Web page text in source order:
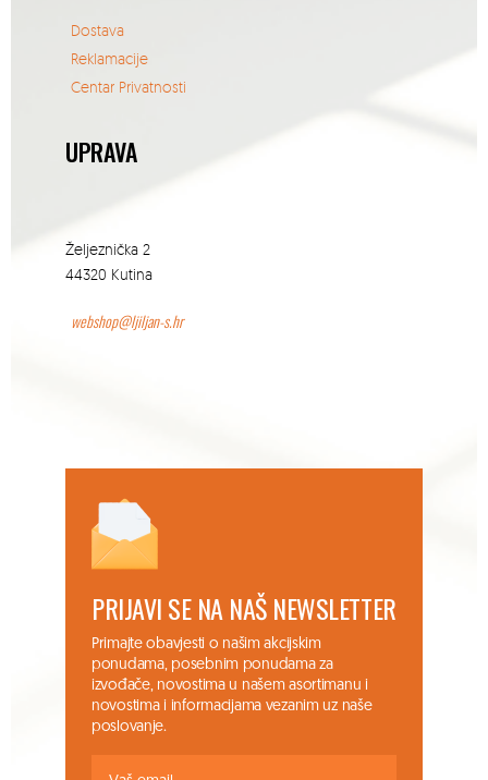
Dostava
Reklamacije
Centar Privatnosti
UPRAVA
Željeznička 2
44320 Kutina
webshop@ljiljan-s.hr
PRIJAVI SE NA NAŠ NEWSLETTER
Primajte obavjesti o našim akcijskim
ponudama, posebnim ponudama za
izvođače, novostima u našem asortimanu i
novostima i informacijama vezanim uz naše
poslovanje.